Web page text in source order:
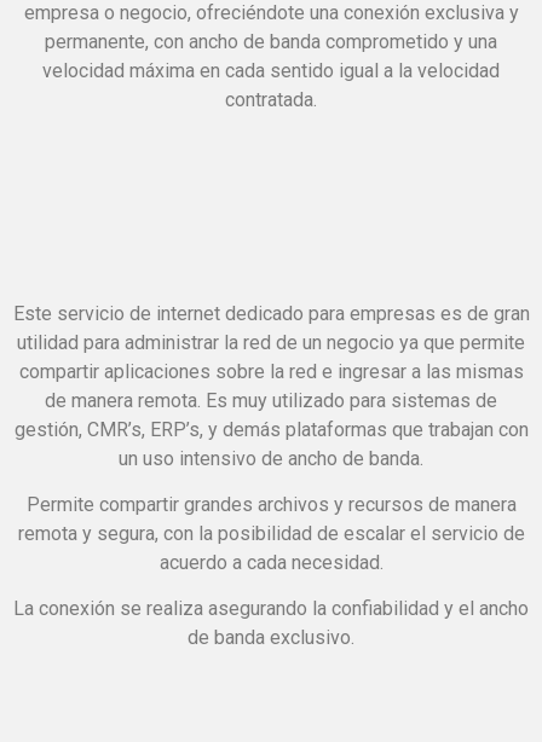
empresa o negocio, ofreciéndote una conexión exclusiva y
permanente, con ancho de banda comprometido y una
velocidad máxima en cada sentido igual a la velocidad
contratada.
Este servicio de internet dedicado para empresas es de gran
utilidad para administrar la red de un negocio ya que permite
compartir aplicaciones sobre la red e ingresar a las mismas
de manera remota. Es muy utilizado para sistemas de
gestión, CMR’s, ERP’s, y demás plataformas que trabajan con
un uso intensivo de ancho de banda.
Permite compartir grandes archivos y recursos de manera
remota y segura, con la posibilidad de escalar el servicio de
acuerdo a cada necesidad.
La conexión se realiza asegurando la confiabilidad y el ancho
de banda exclusivo.